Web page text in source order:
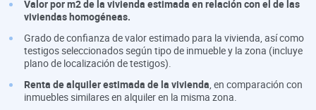
Valor por m2 de la vivienda estimada en relación con el de las
viviendas homogéneas.
Grado de confianza de valor estimado para la vivienda, así como
testigos seleccionados según tipo de inmueble y la zona (incluye
plano de localización de testigos).
Renta de alquiler estimada de la vivienda , en comparación con
inmuebles similares en alquiler en la misma zona.